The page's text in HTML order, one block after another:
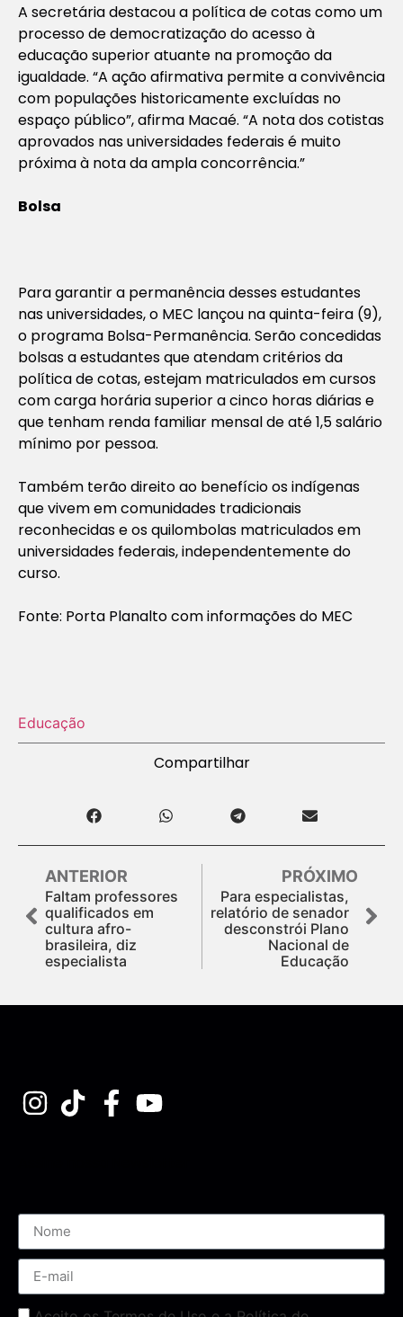
A secretária destacou a política de cotas como um
processo de democratização do acesso à
educação superior atuante na promoção da
igualdade. “A ação afirmativa permite a convivência
com populações historicamente excluídas no
espaço público”, afirma Macaé. “A nota dos cotistas
aprovados nas universidades federais é muito
próxima à nota da ampla concorrência.”
Bolsa
Para garantir a permanência desses estudantes
nas universidades, o MEC lançou na quinta-feira (9),
o programa Bolsa-Permanência. Serão concedidas
bolsas a estudantes que atendam critérios da
política de cotas, estejam matriculados em cursos
com carga horária superior a cinco horas diárias e
que tenham renda familiar mensal de até 1,5 salário
mínimo por pessoa.
Também terão direito ao benefício os indígenas
que vivem em comunidades tradicionais
reconhecidas e os quilombolas matriculados em
universidades federais, independentemente do
curso.
Fonte: Porta Planalto com informações do MEC
Educação
Compartilhar
ANTERIOR
Faltam professores
qualificados em
cultura afro-
brasileira, diz
especialista
PRÓXIMO
Para especialistas,
relatório de senador
desconstrói Plano
Nacional de
Educação